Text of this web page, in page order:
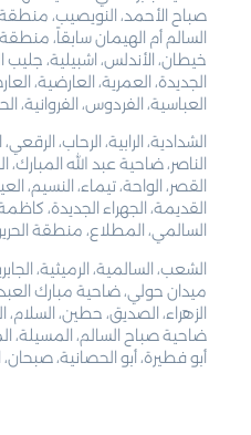
صباح الأحمد، النويصيب،
السالم أم الهيمان سابقاً،
خيطان، الأندلس، اشبيلية،
الجديدة، العمرية، العارضية،
العباسية، الفردوس، الفروانية،
الشدادية، الرابية، الرحاب،
الناصر، ضاحية عبد الله المبارك،
القصر، الواحة، تيماء، النسيم،
القديمة، الجهراء الجديدة،
السالمي، المطلاع، منطقة
الشعب، السالمية، الرميثية،
ميدان حولي، ضاحية مبارك العبد
الزهراء، الصديق، حطين، السلام،
ضاحية صباح السالم، المسيلة،
أبو فطيرة، أبو الحصانية،